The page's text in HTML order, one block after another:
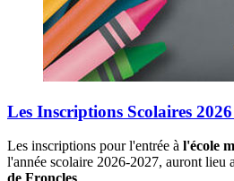
Les Inscriptions Scolaires
Les inscriptions pour l'entrée à l'école
l'année scolaire 2026-2027, auront lieu